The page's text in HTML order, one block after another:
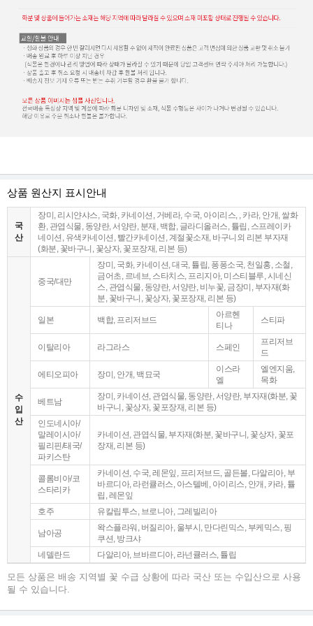
상품 원산지 표시안내
국
산
장미, 리시얀샤스, 국화, 카네이션, 거베라, 수국, 아이리스, , 카라, 안개, 쌀화
환, 관엽식물, 동양란, 서양란, 분재, 백합, 글라디올러스, 튤립, 스프레이카
네이션, 유색카네이션, 빨간카네이션, 계절꽃소재, 바구니외 리본 부자재
(화분, 꽃바구니, 꽃상자, 꽃포장재, 리본 등)
수
입
산
중국/대만
장미, 국화, 카네이션, 대국, 튤립, 퐁퐁소국, 천일홍, 소철,
금어초, 르네브, 스타치스, 프리지아, 미스티블루, 시네신
스, 관엽식물, 동양란, 서양란, 비누꽃, 금장미, 부자재(화
분, 꽃바구니, 꽃상자, 꽃포장재, 리본 등)
일본 백합, 프리저브드
아르헨
티나
스티파
이탈리아 라그라스 스페인
프리저브
드
에티오피아 장미, 안개, 백묘국
이스라
엘
엘엔지움,
목화
베트남
장미, 카네이션, 관엽식물, 동양란, 서양란, 부자재(화분, 꽃
바구니, 꽃상자, 꽃포장재, 리본 등)
인도네시아/
말레이시아/
필리핀/태국/
파키스탄
카네이션, 관엽식물, 부자재(화분, 꽃바구니, 꽃상자, 꽃포
장재, 리본 등)
콜롬비아/코
스타리카
카네이션, 수국, 레몬잎, 프리저브드, 골든볼, 다알리아, 부
바르디아, 라런큘러스, 아스텔베, 아이리스, 안개, 카라, 튤
립, 레몬잎
호주
유칼립투스, 브로니아, 그레빌리아
남아공
왁스플라워, 버질리아, 울부시, 만다린믹스, 부케믹스, 핑
쿠션, 방크샤
네델란드
다알리아, 브바르디아, 라넌큘러스, 튤립
모든 상품은 배송 지역별 꽃 수급 상황에 따라 국산 또는 수입산으로 사용
될 수 있습니다.